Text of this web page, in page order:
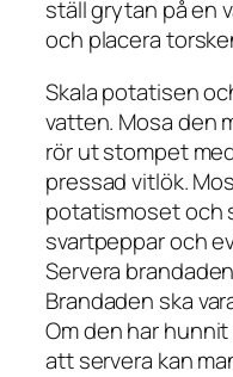
ställ grytan på en
och placera
Skala potatisen
vatten. Mosa den
rör ut stompet
pressad vitlök.
potatismoset och
svartpeppar och
Servera
Brandaden ska
Om den har
att servera kan